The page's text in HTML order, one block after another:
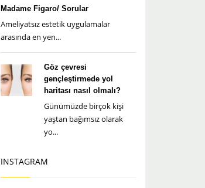
Madame Figaro/ Sorular
Ameliyatsız estetik uygulamalar
arasında en yen...
Göz çevresi
gençleştirmede yol
haritası nasıl olmalı?
Günümüzde birçok kişi
yaştan bağımsız olarak
yo...
INSTAGRAM